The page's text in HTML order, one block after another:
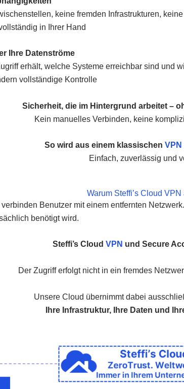
keine fremden Infrastrukturen,
in Ihrer Hand
Ihre Datenströme
erhält, welche Systeme erreichbar sind und
vollständige Kontrolle
Sicherheit, die im Hintergrund arbeitet –
Kein manuelles Verbinden, keine
So wird aus einem klassischen VPN
Einfach, zuverlässig und
Warum Steffi’s Cloud
Benutzer mit einem entfernten
benötigt wird.
Steffi’s Cloud VPN und Secure
Der Zugriff erfolgt nicht in ein fremdes
Unsere Cloud übernimmt dabei
Ihre Infrastruktur, Ihre Daten und